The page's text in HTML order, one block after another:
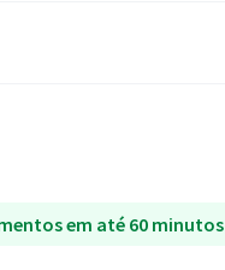
em até 60 minutos